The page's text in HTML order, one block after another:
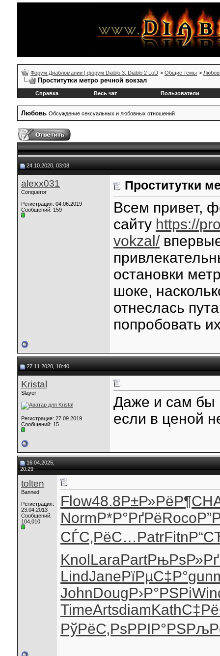
Форум Диабломании | форум Diablo 3, Diablo 2 LoD > Общие темы >
Проститутки метро речной вокзал
Справка Весь чат Пользователи
Любовь Обсуждение сексуальных и любовных отношений
24.10.2020, 03:08
alexx031
Conqueror
Регистрация: 04.06.2019
Сообщений: 159
Проститутки
Всем привет,
сайту https://
vokzal/
остановки
шоке,
отнеслась
попробовать
27.11.2020, 18:40
Kristal
Slayer
Регистрация: 27.09.2019
Сообщений: 15
Даже и сам бы
если в ценой
16.04.2025,
20:29
tolten
Banned
Регистрация:
23.04.2013
Сообщений:
104,010
Flow48.8Р±Р»РёР¶
NormР*Р°РґРёRoco
СЃС‚РёС…PatrFitn
Knol LaraPartРњРѕР»Рґ
LindJaneРїРµС‡Р°
JohnDougР›Р°РЅРі
TimeArtsdiamKath
РўРёС‚РѕРРІР°РЅ